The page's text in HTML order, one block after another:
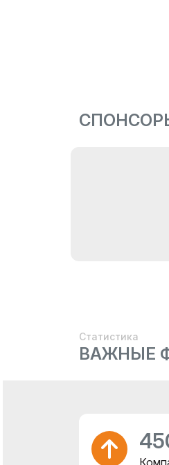
Статистика
ВАЖНЫЕ